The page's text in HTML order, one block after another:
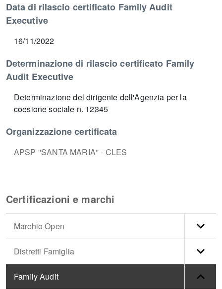
Data di rilascio certificato Family Audit
Executive
16/11/2022
Determinazione di rilascio certificato Family
Audit Executive
Determinazione del dirigente dell'Agenzia per la
coesione sociale n. 12345
Organizzazione certificata
APSP ''SANTA MARIA'' - CLES
Certificazioni e marchi
Marchio Open
Distretti Famiglia
Family Audit